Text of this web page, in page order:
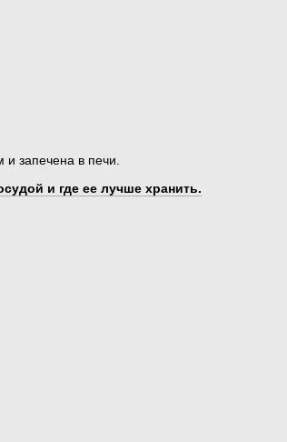
запечена в печи.
и где ее лучше хранить.